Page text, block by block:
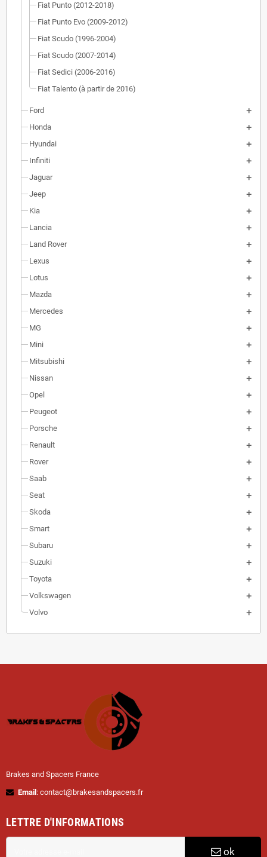
Fiat Punto (2012-2018)
Fiat Punto Evo (2009-2012)
Fiat Scudo (1996-2004)
Fiat Scudo (2007-2014)
Fiat Sedici (2006-2016)
Fiat Talento (à partir de 2016)
Ford
Honda
Hyundai
Infiniti
Jaguar
Jeep
Kia
Lancia
Land Rover
Lexus
Lotus
Mazda
Mercedes
MG
Mini
Mitsubishi
Nissan
Opel
Peugeot
Porsche
Renault
Rover
Saab
Seat
Skoda
Smart
Subaru
Suzuki
Toyota
Volkswagen
Volvo
Brakes and Spacers France
Email : contact@brakesandspacers.fr
LETTRE D'INFORMATIONS
ok